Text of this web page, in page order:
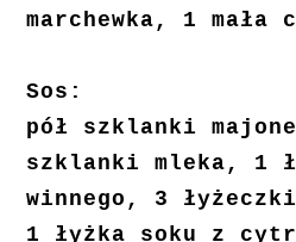
marchewka, 1 mała
Sos:
pół szklanki
szklanki mleka, 1
winnego, 3
1 łyżka soku z